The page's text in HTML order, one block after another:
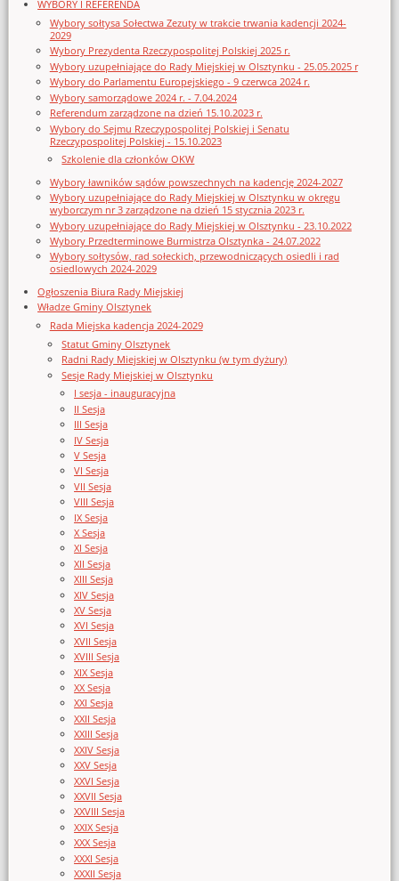
WYBORY I REFERENDA
Wybory sołtysa Sołectwa Zezuty w trakcie trwania kadencji 2024-
2029
Wybory Prezydenta Rzeczypospolitej Polskiej 2025 r.
Wybory uzupełniające do Rady Miejskiej w Olsztynku - 25.05.2025 r
Wybory do Parlamentu Europejskiego - 9 czerwca 2024 r.
Wybory samorządowe 2024 r. - 7.04.2024
Referendum zarządzone na dzień 15.10.2023 r.
Wybory do Sejmu Rzeczypospolitej Polskiej i Senatu
Rzeczypospolitej Polskiej - 15.10.2023
Szkolenie dla członków OKW
Wybory ławników sądów powszechnych na kadencję 2024-2027
Wybory uzupełniające do Rady Miejskiej w Olsztynku w okręgu
wyborczym nr 3 zarządzone na dzień 15 stycznia 2023 r.
Wybory uzupełniające do Rady Miejskiej w Olsztynku - 23.10.2022
Wybory Przedterminowe Burmistrza Olsztynka - 24.07.2022
Wybory sołtysów, rad sołeckich, przewodniczących osiedli i rad
osiedlowych 2024-2029
Ogłoszenia Biura Rady Miejskiej
Władze Gminy Olsztynek
Rada Miejska kadencja 2024-2029
Statut Gminy Olsztynek
Radni Rady Miejskiej w Olsztynku (w tym dyżury)
Sesje Rady Miejskiej w Olsztynku
I sesja - inauguracyjna
II Sesja
III Sesja
IV Sesja
V Sesja
VI Sesja
VII Sesja
VIII Sesja
IX Sesja
X Sesja
XI Sesja
XII Sesja
XIII Sesja
XIV Sesja
XV Sesja
XVI Sesja
XVII Sesja
XVIII Sesja
XIX Sesja
XX Sesja
XXI Sesja
XXII Sesja
XXIII Sesja
XXIV Sesja
XXV Sesja
XXVI Sesja
XXVII Sesja
XXVIII Sesja
XXIX Sesja
XXX Sesja
XXXI Sesja
XXXII Sesja